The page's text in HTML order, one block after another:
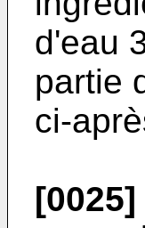
d'eau
partie
ci-
[0025]